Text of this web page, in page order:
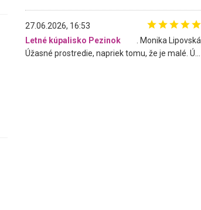
27.06.2026, 16:53
Letné kúpalisko Pezinok
. Monika Lipovská